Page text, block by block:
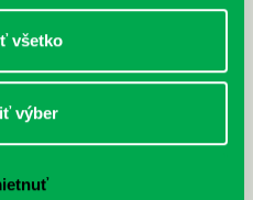
všetko
výber
Hardy, Paula: Japonsko na tanieri: